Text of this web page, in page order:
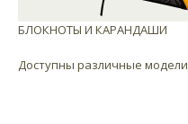
БЛОКНОТЫ И КАРАНДАШИ
Доступны различные модели